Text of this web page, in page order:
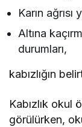
Karın
Altına
durumları,
kabızlığın
Kabızlık okul
görülürken,